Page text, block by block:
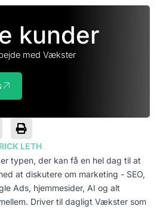
kunder
med Vækster
LETH
typen, der kan få en hel dag til at
at diskutere om marketing - SEO,
Ads, hjemmesider, AI og alt
Driver til dagligt Vækster som